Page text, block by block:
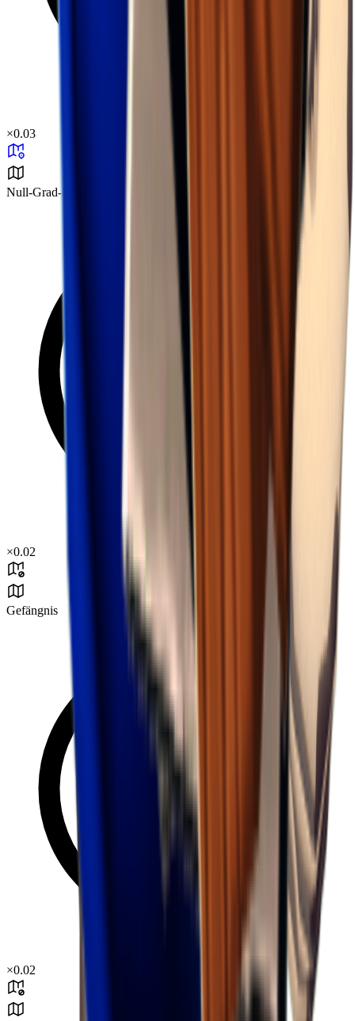
×0.03
Null-Grad-Herausforderung
×0.02
Gefängnis
×0.02